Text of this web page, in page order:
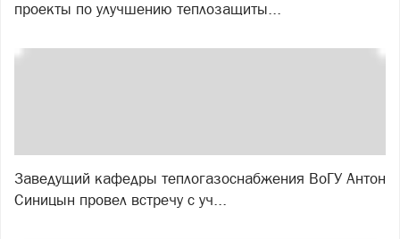
проекты по улучшению теплозащиты...
Заведущий кафедры теплогазоснабжения ВоГУ Антон
Синицын провел встречу с уч...